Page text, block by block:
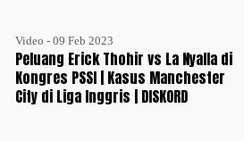
Video - 09 Feb 2023
Peluang Erick Thohir vs La Nyalla di
Kongres PSSI | Kasus Manchester
City di Liga Inggris | DISKORD